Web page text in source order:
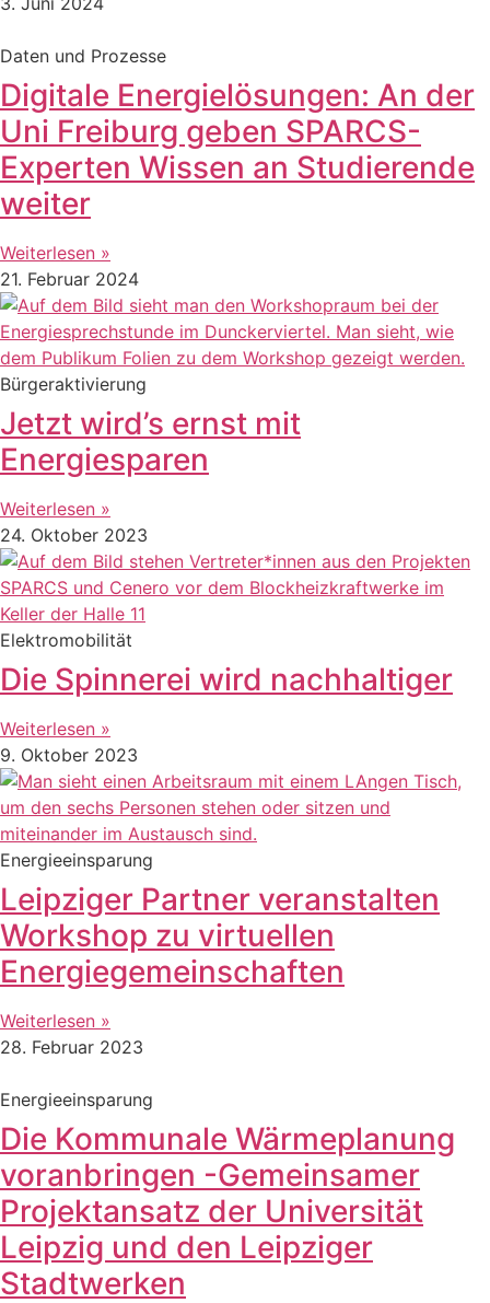
Daten und Prozesse
Digitale Energielösungen: An der
Uni Freiburg geben SPARCS-
Experten Wissen an Studierende
weiter
Weiterlesen »
21. Februar 2024
Bürgeraktivierung
Jetzt wird’s ernst mit
Energiesparen
Weiterlesen »
24. Oktober 2023
Elektromobilität
Die Spinnerei wird nachhaltiger
Weiterlesen »
9. Oktober 2023
Energieeinsparung
Leipziger Partner veranstalten
Workshop zu virtuellen
Energiegemeinschaften
Weiterlesen »
28. Februar 2023
Energieeinsparung
Die Kommunale Wärmeplanung
voranbringen -Gemeinsamer
Projektansatz der Universität
Leipzig und den Leipziger
Stadtwerken